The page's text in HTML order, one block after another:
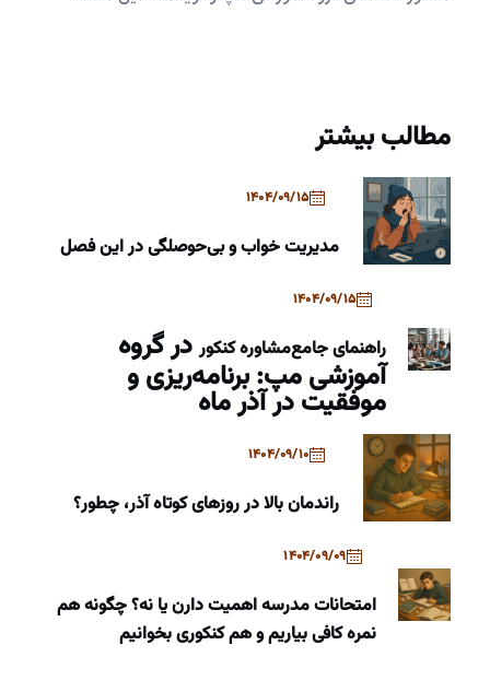
مطالب بیشتر
1404/09/15
مدیریت خواب و بی‌حوصلگی در این فصل
1404/09/15
راهنمای جامعمشاوره کنکوردر گروه
آموزشی مپ: برنامه‌ریزی و
موفقیت در آذر ماه
1404/09/10
راندمان بالا در روزهای کوتاه آذر، چطور؟
1404/09/09
امتحانات مدرسه اهمیت دارن یا نه؟ چگونه هم
نمره کافی بیاریم و هم کنکوری بخوانیم